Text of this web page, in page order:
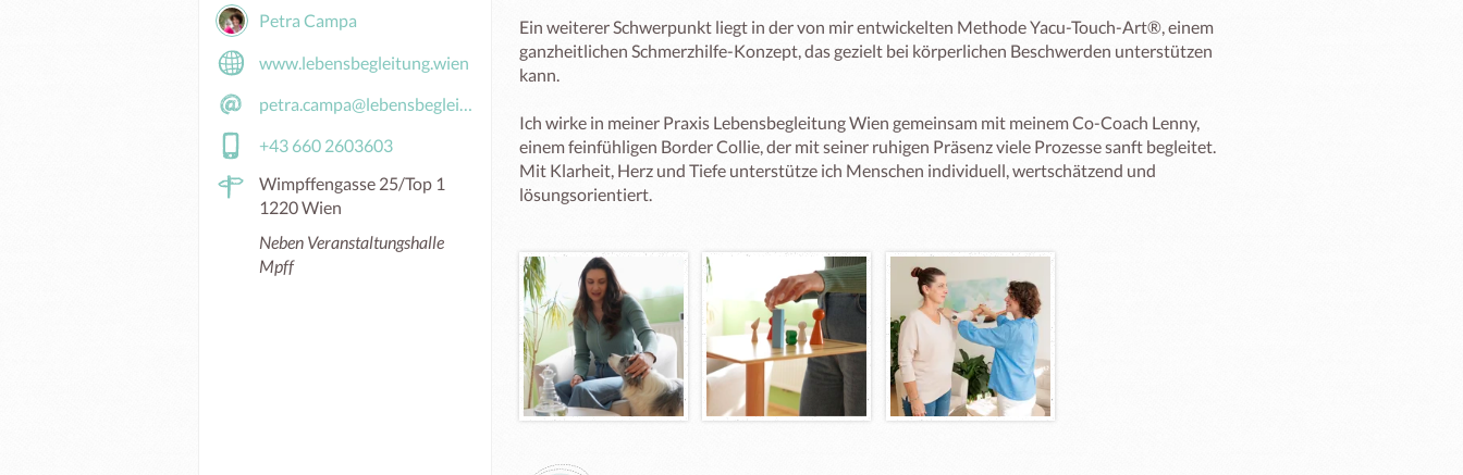
Ein weiterer Schwerpunkt liegt in der von mir entwickelten Methode Yacu-Touch-Art®️, einem
ganzheitlichen Schmerzhilfe-Konzept, das gezielt bei körperlichen Beschwerden unterstützen
kann.
Ich wirke in meiner Praxis Lebensbegleitung Wien gemeinsam mit meinem Co-Coach Lenny,
einem feinfühligen Border Collie, der mit seiner ruhigen Präsenz viele Prozesse sanft begleitet.
Mit Klarheit, Herz und Tiefe unterstütze ich Menschen individuell, wertschätzend und
lösungsorientiert.
Petra Campa
www.lebensbegleitung.wien
petra.campa@lebensbegleitung.wien
+43 660 2603603
Wimpffengasse 25/Top 1
1220 Wien
Neben Veranstaltungshalle
Mpff